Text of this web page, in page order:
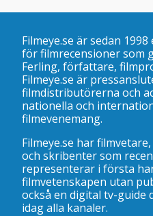
Filmeye.se är sedan
för filmrecensioner som
Ferling, författare,
Filmeye.se är
filmdistributörerna och
nationella och
filmevenemang.
Filmeye.se har
och skribenter som
representerar i första
filmvetenskapen utan
också en digital tv-guide
idag alla kanaler.